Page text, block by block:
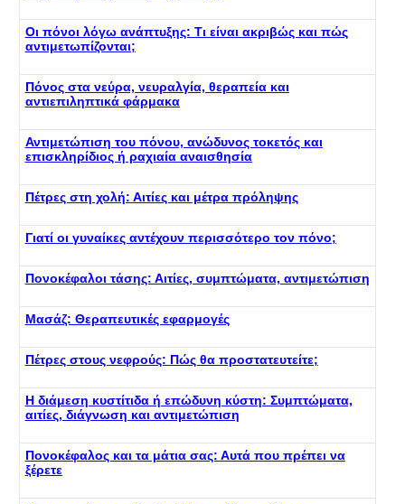
Οι πόνοι λόγω ανάπτυξης: Τι είναι ακριβώς και πώς
αντιμετωπίζονται;
Πόνος στα νεύρα, νευραλγία, θεραπεία και
αντιεπιληπτικά φάρμακα
Αντιμετώπιση του πόνου, ανώδυνος τοκετός και
επισκληρίδιος ή ραχιαία αναισθησία
Πέτρες στη χολή: Αιτίες και μέτρα πρόληψης
Γιατί οι γυναίκες αντέχουν περισσότερο τον πόνο;
Πονοκέφαλοι τάσης: Αιτίες, συμπτώματα, αντιμετώπιση
Μασάζ: Θεραπευτικές εφαρμογές
Πέτρες στους νεφρούς: Πώς θα προστατευτείτε;
Η διάμεση κυστίτιδα ή επώδυνη κύστη: Συμπτώματα,
αιτίες, διάγνωση και αντιμετώπιση
Πονοκέφαλος και τα μάτια σας: Αυτά που πρέπει να
ξέρετε